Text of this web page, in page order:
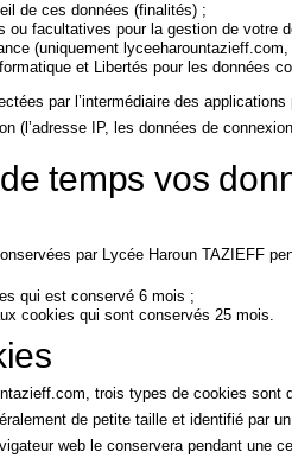
de ces données (finalités) ;
ou facultatives pour la gestion de votre
(uniquement
et Libertés pour les données
par l’intermédiaire des
(l’adresse IP, les données de
temps vos
par Lycée Haroun TAZIEFF
qui est conservé 6 mois ;
cookies qui sont conservés 25 mois.
trois types de cookies
de petite taille et identifié par
web le conservera pendant une